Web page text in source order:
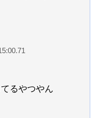
るやつやん